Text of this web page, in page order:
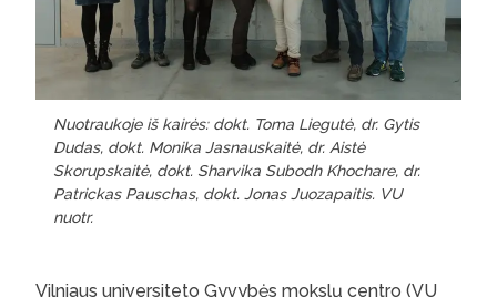
Nuotraukoje iš kairės: dokt. Toma Liegutė, dr. Gytis
Dudas, dokt. Monika Jasnauskaitė, dr. Aistė
Skorupskaitė, dokt. Sharvika Subodh Khochare, dr.
Patrickas Pauschas, dokt. Jonas Juozapaitis. VU
nuotr.
Vilniaus universiteto Gyvybės mokslų centro (VU